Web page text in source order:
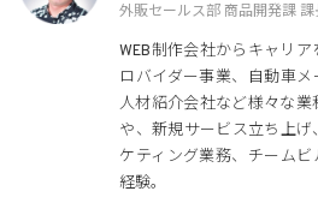
外販セールス部 商品開発課 課
WEB制作会社からキャリ
ロバイダー事業、自動車メ
人材紹介会社など様々な
や、新規サービス立ち上
ケティング業務、チーム
経験。